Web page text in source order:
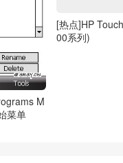
M
菜单
[热点]HP
00系列)